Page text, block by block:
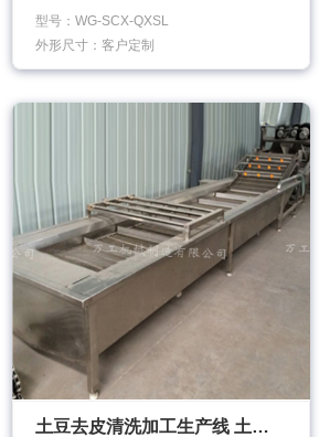
型号：WG-SCX-QXSL
外形尺寸：客户定制
土豆去皮清洗加工生产线 土豆薯类淀粉产品加工设备